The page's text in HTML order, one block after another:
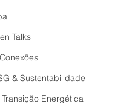
Talks
& Sustentabilidade
Energética